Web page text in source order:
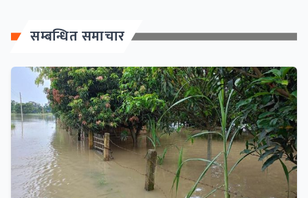
सम्बन्धित समाचार